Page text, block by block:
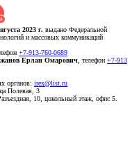
2023 г. выдано Федеральной
и массовых коммуникаций
+7-913-760-0689
Ерлан Омарович , телефон +7-913
органов: irex@list.ru
Полевая, 3
10, цокольный этаж, офис 5.